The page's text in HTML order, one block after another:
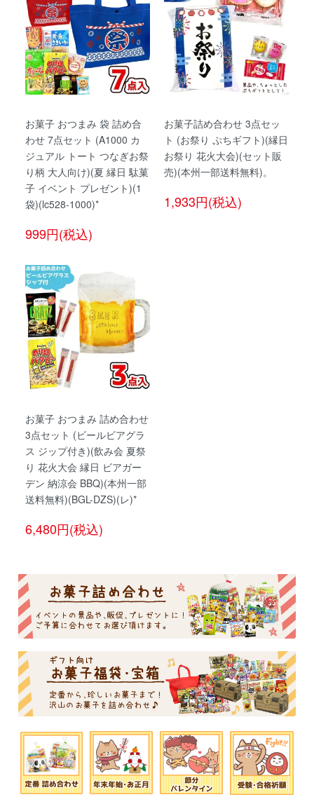
お菓子 おつまみ 袋 詰め合
わせ 7点セット (A1000 カ
ジュアル トート つなぎお祭
り柄 大人向け)(夏 縁日 駄菓
子 イベント プレゼント)(1
袋)(lc528-1000)*
999円(税込)
お菓子詰め合わせ 3点セッ
ト (お祭り ぷちギフト)(縁日
お祭り 花火大会)(セット販
売)(本州一部送料無料)。
1,933円(税込)
お菓子 おつまみ 詰め合わせ
3点セット (ビールビアグラ
ス ジップ付き)(飲み会 夏祭
り 花火大会 縁日 ビアガー
デン 納涼会 BBQ)(本州一部
送料無料)(BGL-DZS)(レ)*
6,480円(税込)